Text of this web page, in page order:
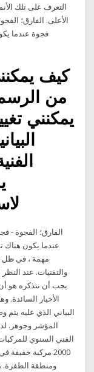
التعرف على تلك
الأعلى. الفارق؛
فجوة عندما
كيف
من
يمكنني
الفارق؛ الفجوة -
عندما يكون هناك
مهمة ، في ظل
والتقنيات. عند
يجب أن نتذكره هو
الأخبار
الفني السنوي
2000 مركبة
ومنطقة الظفرة.